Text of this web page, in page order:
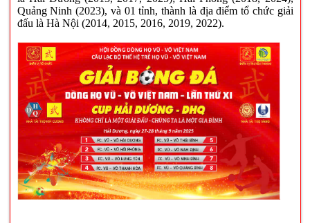
Quảng Ninh (2023), và 01 tỉnh, thành là địa điểm tổ chứcgiải
đấu là Hà Nội (2014, 2015, 2016, 2019, 2022).